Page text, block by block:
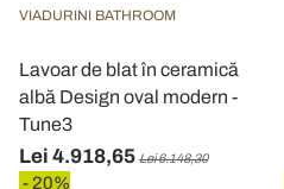
VIADURINI BATHROOM
Lavoar de blat în ceramică
albă Design oval modern -
Tune3
Lei 4.918,65 Lei 6.148,30
- 20%